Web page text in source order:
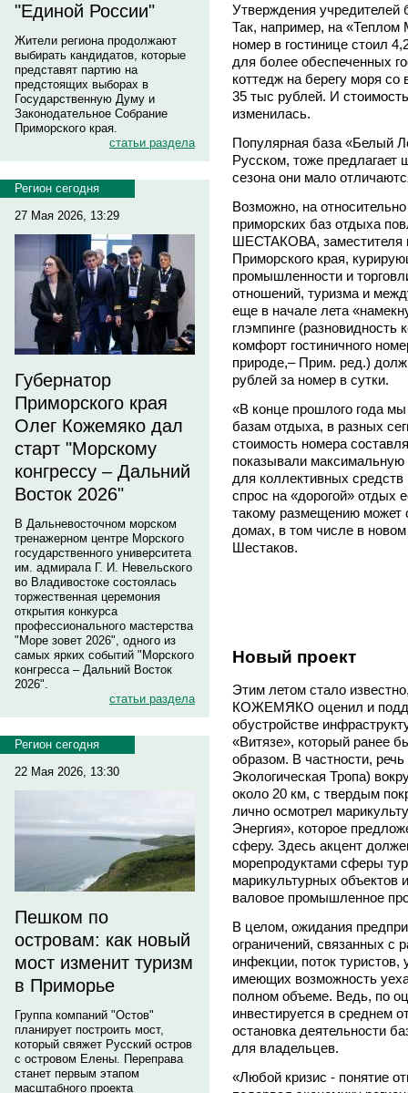
"Единой России"
Жители региона продолжают
выбирать кандидатов, которые
представят партию на
предстоящих выборах в
Государственную Думу и
Законодательное Собрание
Приморского края.
статьи раздела
Регион сегодня
27 Мая 2026, 13:29
Губернатор
Приморского края
Олег Кожемяко дал
старт "Морскому
конгрессу – Дальний
Восток 2026"
В Дальневосточном морском
тренажерном центре Морского
государственного университета
им. адмирала Г. И. Невельского
во Владивостоке состоялась
торжественная церемония
открытия конкурса
профессионального мастерства
"Море зовет 2026", одного из
самых ярких событий "Морского
конгресса – Дальний Восток
2026".
статьи раздела
Регион сегодня
22 Мая 2026, 13:30
Пешком по
островам: как новый
мост изменит туризм
в Приморье
Группа компаний "Остов"
планирует построить мост,
который свяжет Русский остров
с островом Елены. Переправа
станет первым этапом
масштабного проекта
Утверждения учредителей
Так, например, на
номер в гостинице стоил
для более обеспеченных
коттедж на берегу моря со
35 тыс рублей. И
изменилась.
Популярная база «Белый
Русском, тоже предлагает
сезона они мало
Возможно, на
приморских баз отдыха
ШЕСТАКОВА, заместителя
Приморского края,
промышленности и
отношений, туризма и
еще в начале лета
глэмпинге
комфорт гостиничного
природе,– Прим. ред.)
рублей за номер в сутки.
«В конце прошлого года
базам отдыха, в разных
стоимость номера
показывали максимальную
для коллективных
спрос на «дорогой» отдых
такому размещению может
домах, в том числе в
Шестаков.
Новый проект
Этим летом стало
КОЖЕМЯКО оценил и
обустройстве
«Витязе», который ранее
образом. В частности,
Экологическая Тропа)
около 20 км, с твердым
лично осмотрел
Энергия», которое
сферу. Здесь акцент
морепродуктами сферы
марикультурных объектов
валовое промышленное
В целом, ожидания
ограничений, связанных с
инфекции, поток
имеющих возможность
полном объеме. Ведь, по
инвестируется в среднем
остановка деятельности
для владельцев.
«Любой кризис - понятие